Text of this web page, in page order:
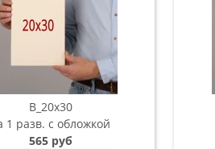
B_20х30
1 разв. с обложкой
565 руб